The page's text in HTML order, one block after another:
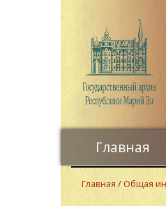
основному
содержанию
Главная
Главная / Общая